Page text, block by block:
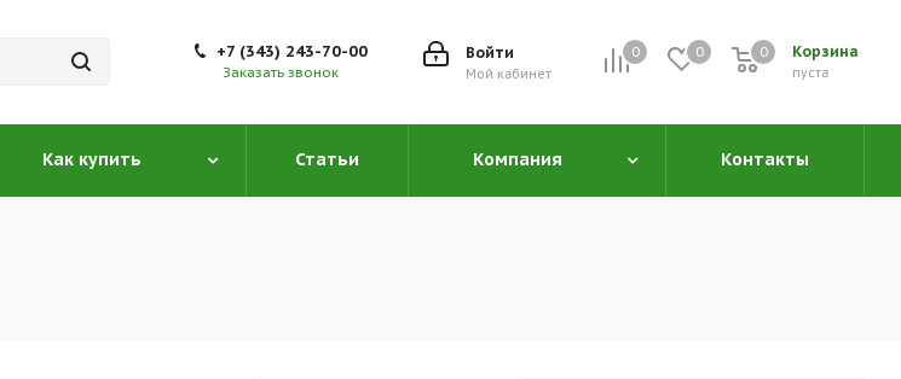
0 0 Корзина
0
пуста
0
Войти
Мой кабинет
+7 (343) 243-70-00
Заказать звонок
Как купить Статьи Компания Контакты